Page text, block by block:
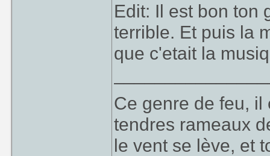
Edit: Il est bon ton
terrible. Et puis la
que c'etait la
Ce genre de feu, il
tendres rameaux
le vent se lève, et